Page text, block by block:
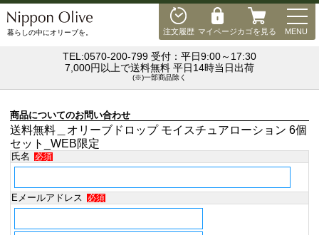
注文履歴 マイページカゴを見る MENU
暮らしの中にオリーブを。
TEL:0570-200-799 受付：平日9:00～17:30
7,000円以上で送料無料 平日14時当日出荷
(※)一部商品除く
商品についてのお問い合わせ
送料無料＿オリーブドロップ モイスチュアローション 6個
セット_WEB限定
氏名 必須
Eメールアドレス 必須